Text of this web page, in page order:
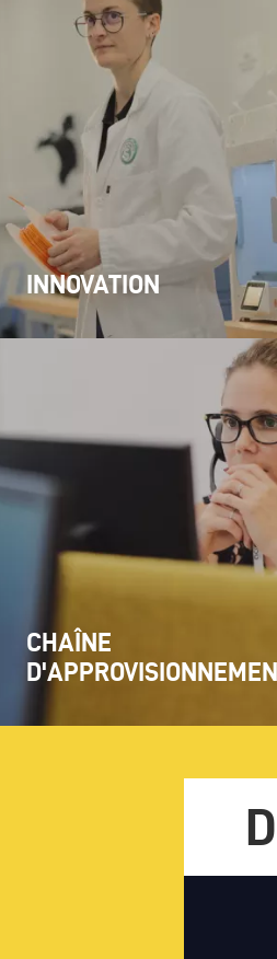
INNOVATION
CHAÎNE